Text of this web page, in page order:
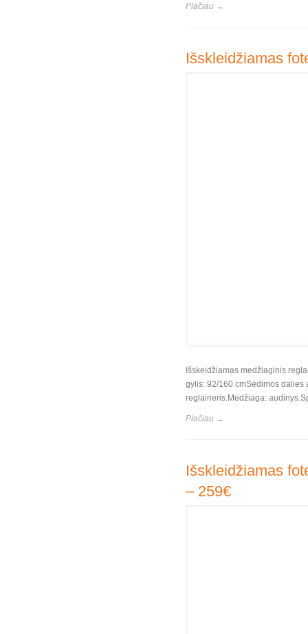
Plačiau →
Išskleidžiamas
Išskeidžiamas medžiaginis
gylis: 92/160 cmSėdimos dalies
reglaineris.Medžiaga:
Plačiau →
Išskleidžiamas
– 259€